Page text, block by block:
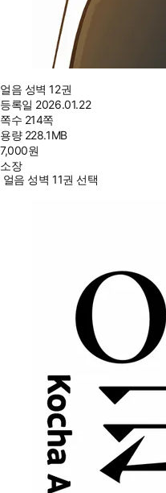
얼음 성벽 12권
등록일 2026.01.22
쪽수 214쪽
용량 228.1MB
7,000원
소장
얼음 성벽 11권 선택